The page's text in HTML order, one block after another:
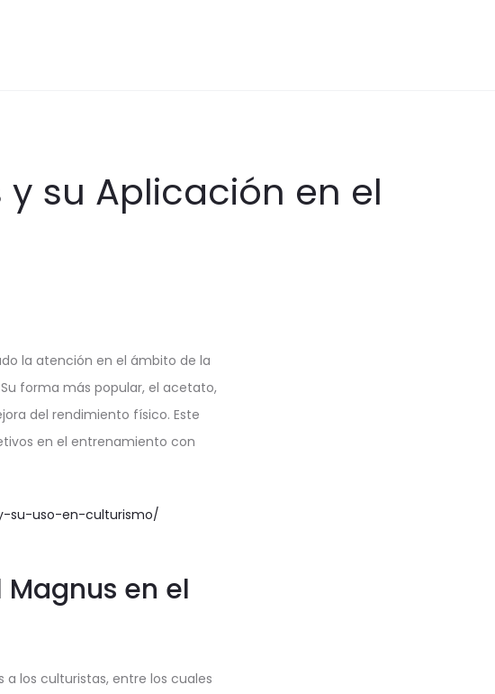
su Aplicación en el
la atención en el ámbito de la
forma más popular, el acetato,
del rendimiento físico. Este
en el entrenamiento con
su-uso-en-culturismo/
en el
los culturistas, entre los cuales